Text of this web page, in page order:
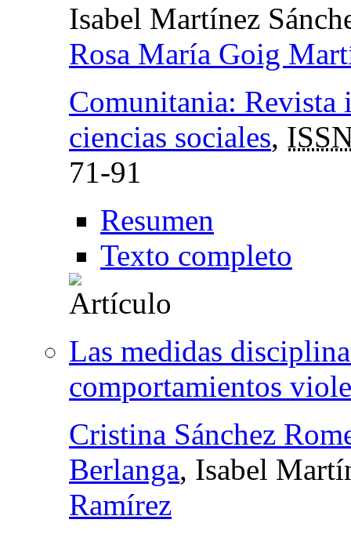
Isabel Martínez
Rosa María Goig
Comunitania: Revista
ciencias sociales,
71-91
Resumen
Texto completo
Las medidas
comportamientos
Cristina Sánchez
Berlanga, Isabel
Ramírez